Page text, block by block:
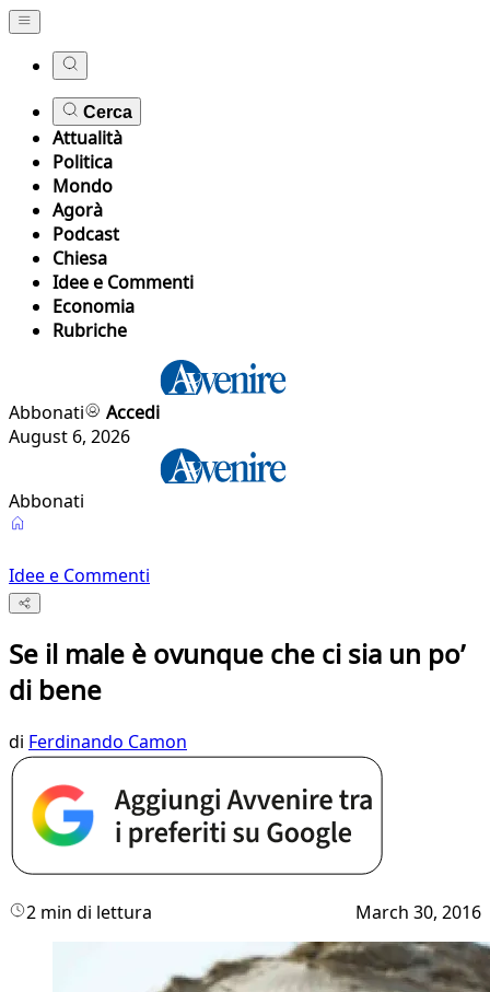
Cerca
Attualità
Politica
Mondo
Agorà
Podcast
Chiesa
Idee e Commenti
Economia
Rubriche
Abbonati
Accedi
August 6, 2026
Abbonati
Idee e Commenti
Se il male è ovunque che ci sia un po’
di bene
di Ferdinando Camon
2 min di lettura March 30, 2016